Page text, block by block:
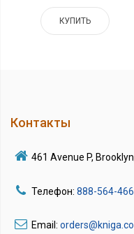
КУПИТЬ
Контакты
461 Avenue P,
Телефон: 888-564-
Email: